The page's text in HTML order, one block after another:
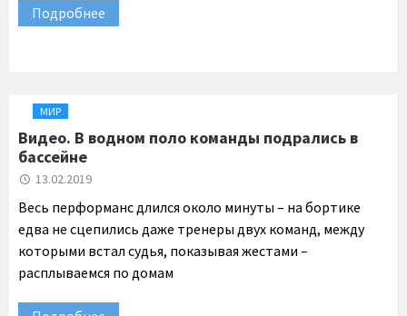
Подробнее
МИР
Видео. В водном поло команды подрались в
бассейне
13.02.2019
Весь перформанс длился около минуты – на бортике
едва не сцепились даже тренеры двух команд, между
которыми встал судья, показывая жестами –
расплываемся по домам